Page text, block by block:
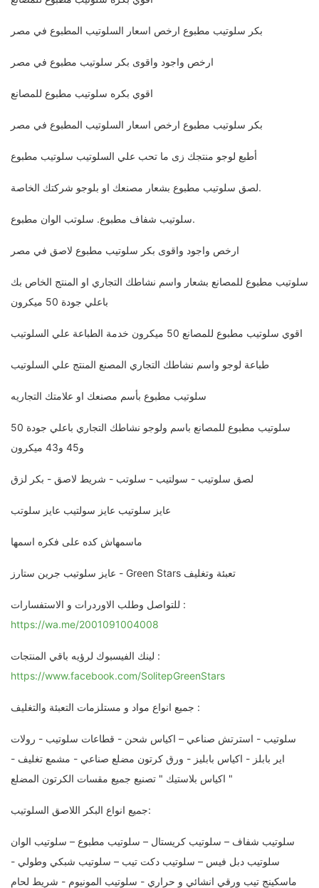
بكر سلوتيب مطبوع ارخص اسعار السلوتيب المطبوع في مصر
ارخص واجود واقوى بكر سلوتيب مطبوع في مصر
اقوي بكره سلوتيب مطبوع للمصانع
بكر سلوتيب مطبوع ارخص اسعار السلوتيب المطبوع في مصر
أطبع لوجو منتجك زى ما تحب علي السلوتيب سلوتيب مطبوع
لصق سلوتيب مطبوع بشعار مصنعك او بلوجو شركتك الخاصة.
سلوتيب شفاف مطبوع. سلوتب الوان مطبوع.
ارخص واجود واقوى بكر سلوتيب مطبوع لاصق في مصر
سلوتيب مطبوع للمصانع بشعار واسم نشاطك التجاري او المنتج الخاص بك
باعلي جودة 50 ميكرون
اقوي سلوتيب مطبوع للمصانع 50 ميكرون خدمة الطباعة علي السلوتيب
طباعة لوجو واسم نشاطك التجاري المصنع المنتج علي السلوتيب
سلوتيب مطبوع بأسم مصنعك او علامتك التجاريه
سلوتيب مطبوع للمصانع باسم ولوجو نشاطك التجاري باعلي جودة 50
و45 و43 ميكرون
لصق سلوتيب - سولتيب - سلوتب - شريط لاصق - بكر لزق
عايز سلوتيب عايز سولتيب عايز سلوتب
ماسمهاش كده على فكره اسمها
عايز سلوتيب جرين ستارز - Green Stars تعبئة وتغليف
للتواصل وطلب الاوردرات و الاستفسارات :
https://wa.me/2001091004008
لينك الفيسبوك لرؤيه باقي المنتجات :
https://www.facebook.com/SolitepGreenStars
جميع انواع مواد و مستلزمات التعبئة والتغليف :
سلوتيب - استرتش صناعي – اكياس شحن - قطاعات سلوتيب - رولات
اير بابلز - اكياس بابليز - ورق كرتون مضلع صناعي - مشمع تغليف -
اكياس بلاستيك " تصنيع جميع مقسات الكرتون المضلع "
جميع انواع البكر اللاصق السلوتيب:
سلوتيب شفاف – سلوتيب كريستال – سلوتيب مطبوع – سلوتيب الوان
سلوتيب دبل فيس – سلوتيب دكت تيب – سلوتيب شبكي وطولي -
ماسكينج تيب ورقي انشائي و حراري - سلوتيب المونيوم - شريط لحام